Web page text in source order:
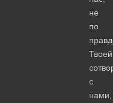
не
по
Твоей
с
нами,